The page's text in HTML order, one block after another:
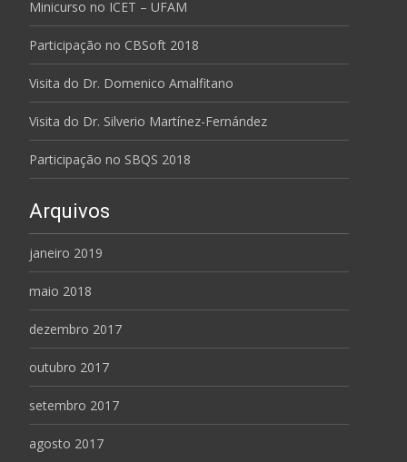
Minicurso no ICET – UFAM
Participação no CBSoft 2018
Visita do Dr. Domenico Amalfitano
Visita do Dr. Silverio Martínez-Fernández
Participação no SBQS 2018
Arquivos
janeiro 2019
maio 2018
dezembro 2017
outubro 2017
setembro 2017
agosto 2017